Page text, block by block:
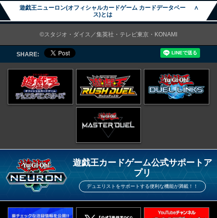
遊戯王ニューロン(オフィシャルカードゲーム カードデータベー
ス)とは
∧
©スタジオ・ダイス／集英社・テレビ東京・KONAMI
SHARE:
遊戯王カードゲーム公式サポートア
プリ
デュエリストをサポートする便利な機能が満載！！